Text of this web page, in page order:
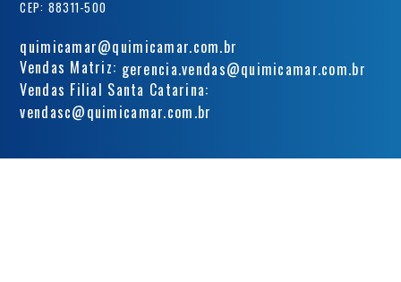
CEP: 88311-500
quimicamar@quimicamar.com.br
Vendas Matriz: gerencia.vendas@quimicamar.com.br
Vendas Filial Santa Catarina:
vendasc@quimicamar.com.br